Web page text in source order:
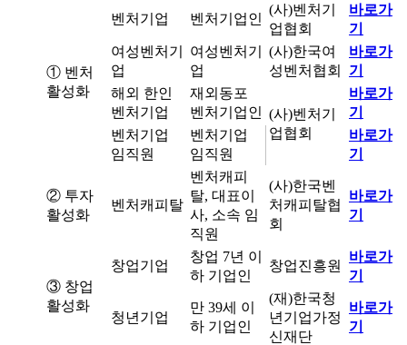
① 벤처
활성화
벤처기업 벤처기업인
(사)벤처기
업협회
바로가
기
여성벤처기
업
여성벤처기
업
(사)한국여
성벤처협회
바로가
기
해외 한인
벤처기업
재외동포
벤처기업인 (사)벤처기
업협회
바로가
기
벤처기업
임직원
벤처기업
임직원
바로가
기
② 투자
활성화
벤처캐피탈
벤처캐피
탈, 대표이
사, 소속 임
직원
(사)한국벤
처캐피탈협
회
바로가
기
③ 창업
활성화
창업기업
창업 7년 이
하 기업인
창업진흥원
바로가
기
청년기업
만 39세 이
하 기업인
(재)한국청
년기업가정
신재단
바로가
기